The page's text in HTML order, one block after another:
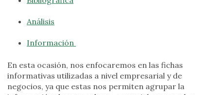
Análisis
Información
En esta ocasión, nos enfocaremos en las fichas
informativas utilizadas a nivel empresarial y de
negocios, ya que estas nos permiten agrupar la